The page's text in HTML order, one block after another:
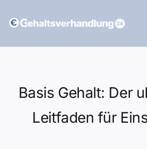
Inhalt
Basis Gehalt: Der
Leitfaden für